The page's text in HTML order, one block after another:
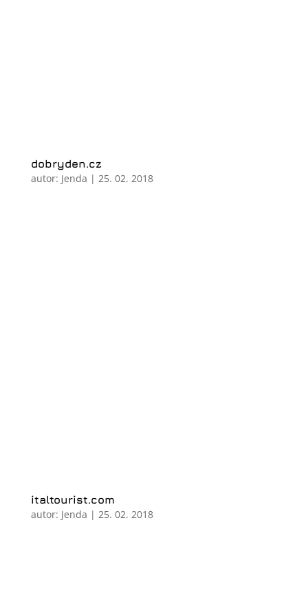
dobryden.cz
autor: Jenda | 25. 02. 2018
italtourist.com
autor: Jenda | 25. 02. 2018